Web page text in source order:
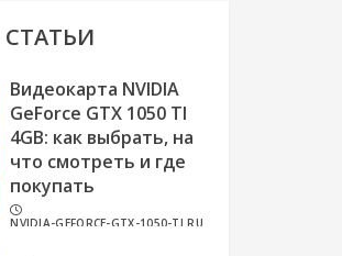
Видеокарта NVIDIA
GeForce GTX 1050 TI
4GB: как выбрать, на
что смотреть и где
покупать
NVIDIA-GEFORCE-GTX-1050-TI.RU